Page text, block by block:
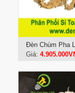
Đèn Chùm Pha
Giá: